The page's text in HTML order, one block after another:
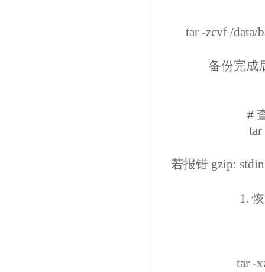
tar -zcvf /data/
备份完成
#
若报错 gzip:
1.
tar -